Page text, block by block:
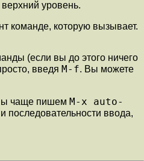
уровень.
команде, которую вызывает.
(если вы до этого ничего
введя M-f. Вы можете
чаще пишем M-x auto-
последовательности ввода,